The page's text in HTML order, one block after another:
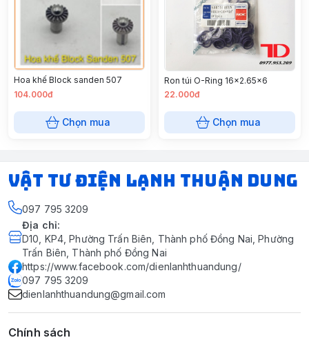
Hoa khế Block sanden 507
104.000đ
Chọn mua
Ron túi O-Ring 16x2.65x6
22.000đ
Chọn mua
VẬT TƯ ĐIỆN LẠNH THUẬN DUNG
097 795 3209
Địa chỉ:
D10, KP4, Phường Trấn Biên, Thành phố Đồng Nai, Phường
Trấn Biên, Thành phố Đồng Nai
https://www.facebook.com/dienlanhthuandung/
097 795 3209
dienlanhthuandung@gmail.com
Chính sách